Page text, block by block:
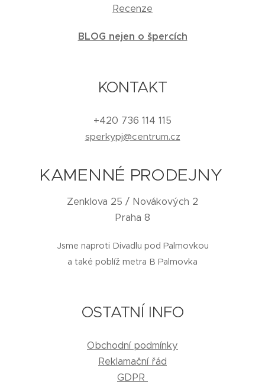
Recenze
BLOG nejen o špercích
KONTAKT
+420 736 114 115
sperkypj@centrum.cz
KAMENNÉ PRODEJNY
Zenklova 25 / Novákových 2
Praha 8
Jsme naproti Divadlu pod Palmovkou
a také poblíž metra B Palmovka
OSTATNÍ INFO
Obchodní podmínky
Reklamační řád
GDPR